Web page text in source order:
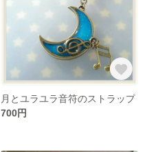
月とユラユラ音符のストラップ
700円